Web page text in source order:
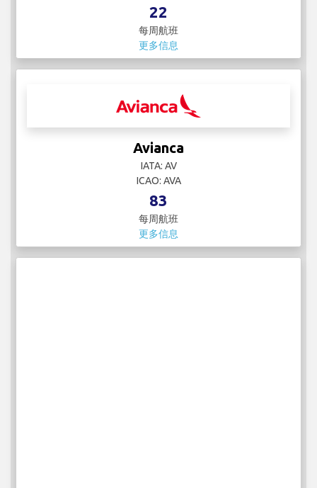
22
每周航班
更多信息
Avianca
IATA: AV
ICAO: AVA
83
每周航班
更多信息